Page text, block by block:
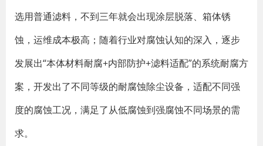
选用普通滤料，不到三年就会出现涂层脱落、箱体锈
蚀，运维成本极高；随着行业对腐蚀认知的深入，逐步
发展出“本体材料耐腐+内部防护+滤料适配”的系统耐腐方
案，开发出了不同等级的耐腐蚀除尘设备，适配不同强
度的腐蚀工况，满足了从低腐蚀到强腐蚀不同场景的需
求。